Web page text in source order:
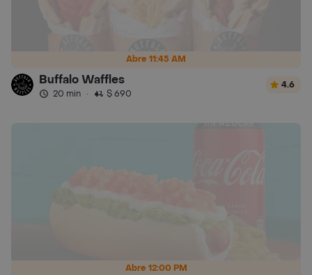
Abre 11:45 AM
Buffalo Waffles
20 min · $ 690
4.6
Abre 12:00 PM